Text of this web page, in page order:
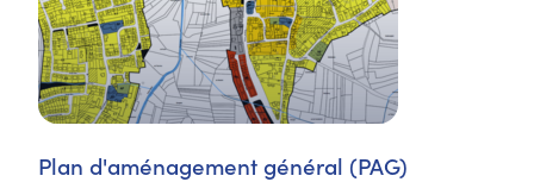
Plan d'aménagement général (PAG)